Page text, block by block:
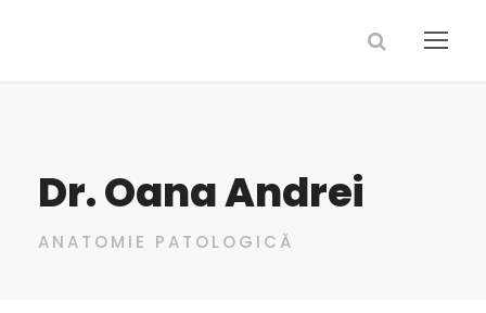
Dr. Oana Andrei
ANATOMIE PATOLOGICĂ